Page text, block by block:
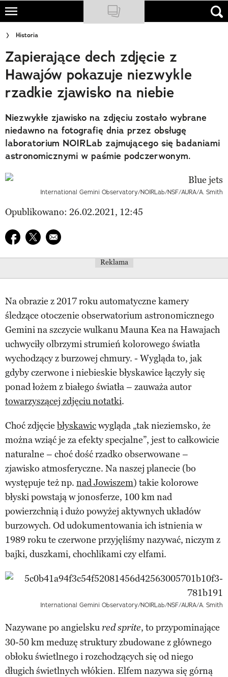
Skip
main
content
NATIONAL GEOGRAPHIC
TRAVELER
PODCASTY
Newsletter
Cuda Polski
Trendbook Podróżniczy
Polecane
Historia
Zapierające dech zdjęcie z
Hawajów pokazuje niezwykle
rzadkie zjawisko na niebie
Niezwykłe zjawisko na zdjęciu zostało wybrane
niedawno na fotografię dnia przez obsługę
laboratorium NOIRLab zajmującego się badaniami
astronomicznymi w paśmie podczerwonym.
International Gemini Observatory/NOIRLab/NSF/AURA/A. Smith
Opublikowano: 26.02.2021, 12:45
Udostępnij na facebook
Udostępnij na twitter
E-mail do przyjaciela
Reklama
Na obrazie z 2017 roku automatyczne kamery
śledzące otoczenie obserwatorium astronomicznego
Gemini na szczycie wulkanu Mauna Kea na Hawajach
uchwyciły olbrzymi strumień kolorowego światła
wychodzący z burzowej chmury. - Wygląda to, jak
gdyby czerwone i niebieskie błyskawice łączyły się
ponad łożem z białego światła – zauważa autor
towarzyszącej zdjęciu notatki.
Choć zdjęcie błyskawicwygląda „tak nieziemsko, że
można wziąć je za efekty specjalne”, jest to całkowicie
naturalne – choć dość rzadko obserwowane –
zjawisko atmosferyczne. Na naszej planecie (bo
występuje też np. nad Jowiszem) takie kolorowe
błyski powstają w jonosferze, 100 km nad
powierzchnią i dużo powyżej aktywnych układów
burzowych. Od udokumentowania ich istnienia w
1989 roku te czerwone przyjęliśmy nazywać, niczym z
bajki, duszkami, chochlikami czy elfami.
International Gemini Observatory/NOIRLab/NSF/AURA/A. Smith
Nazywane po angielsku red sprite, to przypominające
30-50 km meduzę struktury zbudowane z głównego
obłoku świetlnego i rozchodzących się od niego
długich świetlnych włókien. Elfem nazywa się górną